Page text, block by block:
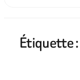
Étiquette :